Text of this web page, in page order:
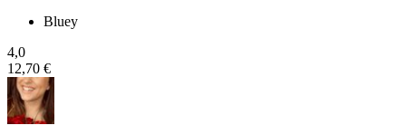
Bluey
4,0
12,70 €